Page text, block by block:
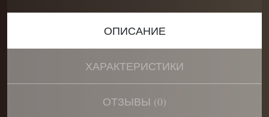
ОПИСАНИЕ
ХАРАКТЕРИСТИКИ
ОТЗЫВЫ (0)